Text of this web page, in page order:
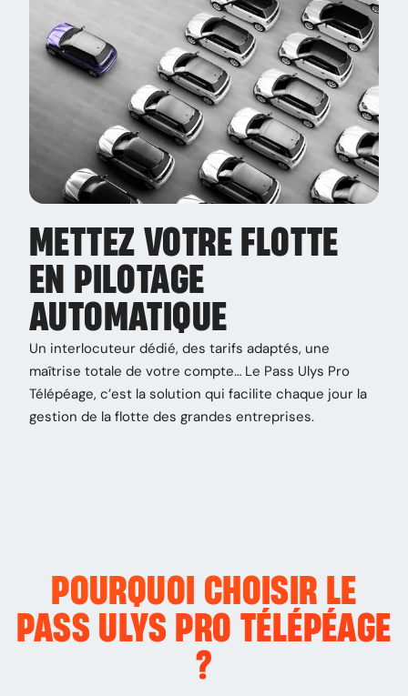
METTEZ VOTRE FLOTTE
EN PILOTAGE
AUTOMATIQUE
Un interlocuteur dédié, des tarifs adaptés, une
maîtrise totale de votre compte… Le Pass Ulys Pro
Télépéage, c’est la solution qui facilite chaque jour la
gestion de la flotte des grandes entreprises.
POURQUOI CHOISIR LE
PASS ULYS PRO TÉLÉPÉAGE
?